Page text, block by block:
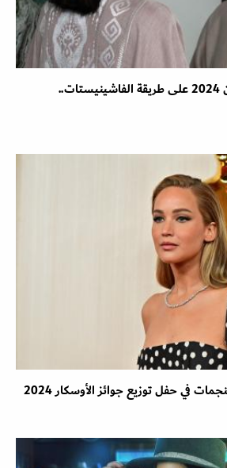
تسريحات غبقات رمضان 2024 على طريقة الفاشينيستات..
في حفل توزيع جوائز الأوسكار 2024